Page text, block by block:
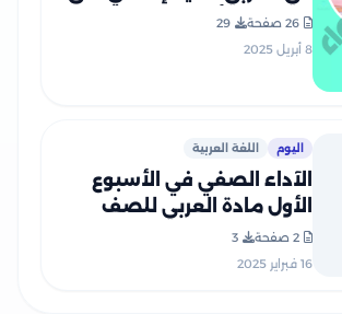
PDF
26 صفحة
29
8 أبريل 2025
اليوم اللغة العربية
الآداء الصفي في الأسبوع
الأول مادة العربي للصف
الثاني الإعدادي الترم الثاني
2025 بصيغة PDF
2 صفحة
3
16 فبراير 2025